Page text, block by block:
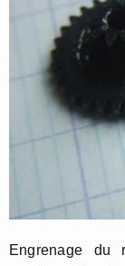
Engrenage du